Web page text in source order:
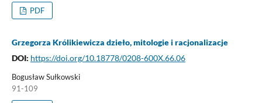
PDF
Grzegorza Królikiewicza dzieło, mitologie i racjonalizacje
DOI: https://doi.org/10.18778/0208-600X.66.06
Bogusław Sułkowski
91-109